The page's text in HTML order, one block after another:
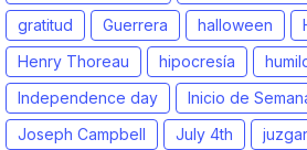
gratitud
Guerrera halloween
Henry Thoreau
hipocresía
Independence day
Inicio de
Joseph Campbell
July 4th juzgar